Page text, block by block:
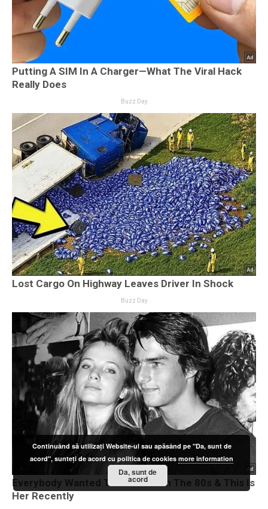
Continuând să utilizați Website-ul sau apăsând pe "Da, sunt de
acord", sunteți de acord cu politica de cookiesmore information
Da, sunt de
acord